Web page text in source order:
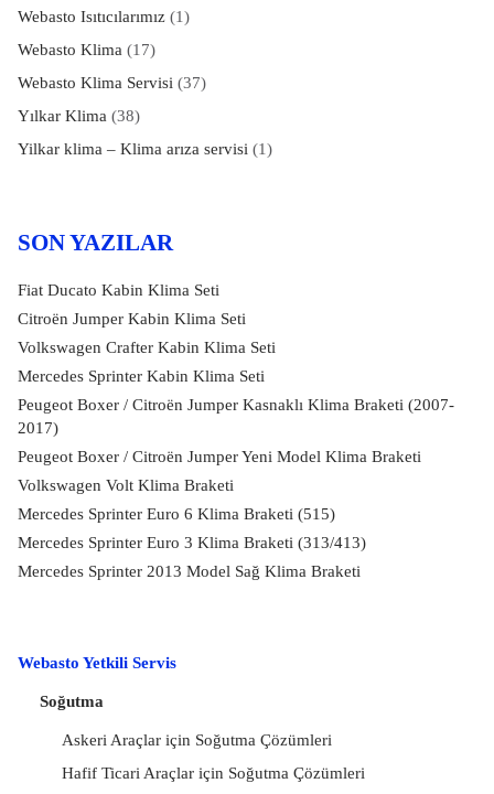
Webasto Isıtıcılarımız(1)
Webasto Klima (17)
Webasto Klima Servisi (37)
Yılkar Klima (38)
Yilkar klima – Klima arıza servisi (1)
SON YAZILAR
Fiat Ducato Kabin Klima Seti
Citroën Jumper Kabin Klima Seti
Volkswagen Crafter Kabin Klima Seti
Mercedes Sprinter Kabin Klima Seti
Peugeot Boxer / Citroën Jumper Kasnaklı Klima Braketi (2007-
2017)
Peugeot Boxer / Citroën Jumper Yeni Model Klima Braketi
Volkswagen Volt Klima Braketi
Mercedes Sprinter Euro 6 Klima Braketi (515)
Mercedes Sprinter Euro 3 Klima Braketi (313/413)
Mercedes Sprinter 2013 Model Sağ Klima Braketi
Webasto Yetkili Servis
Soğutma
Askeri Araçlar için Soğutma Çözümleri
Hafif Ticari Araçlar için Soğutma Çözümleri